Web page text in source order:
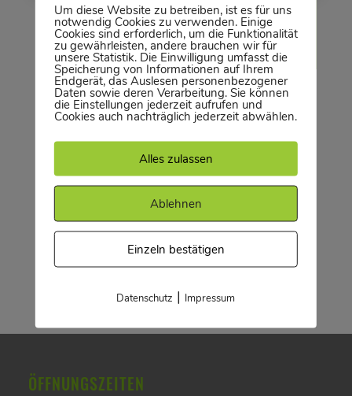
SERVICE-MITARBEITER*IN FÜR THEKE,
BISTRO UND BOULDERSHOP
Klicke einfach auf die Ausschreibungen, dort
kannst du sehen, wann wir wieder neue
Mitarbeiter*innen suchen werden!
Schicke uns auch gern zwischendurch deine
Kurzbewerbung, dann kommen wir auf dich
zu, wenn es wieder soweit ist!
ÖFFNUNGSZEITEN
Um diese Website zu betreiben, ist es für uns
notwendig Cookies zu verwenden. Einige
Cookies sind erforderlich, um die Funktionalität
zu gewährleisten, andere brauchen wir für
unsere Statistik. Die Einwilligung umfasst die
Speicherung von Informationen auf Ihrem
Endgerät, das Auslesen personenbezogener
Daten sowie deren Verarbeitung. Sie können
die Einstellungen jederzeit aufrufen und
Cookies auch nachträglich jederzeit abwählen.
Alles zulassen
Ablehnen
Einzeln bestätigen
Datenschutz | Impressum